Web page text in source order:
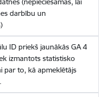
darbību un
ID priekš jaunākās GA 4
izmantots statistisko
par to, kā apmeklētājs